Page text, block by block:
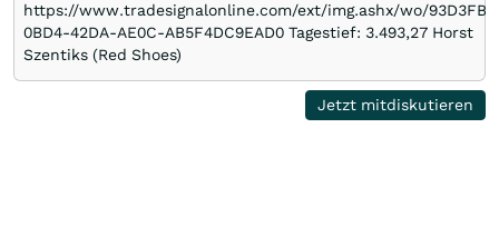
https://www.tradesignalonline.com/ext/img.ashx/wo/
0BD4-42DA-AE0C-AB5F4DC9EAD0 Tagestief: 3.493,27 Horst
Szentiks (Red Shoes)
Jetzt mitdiskutieren